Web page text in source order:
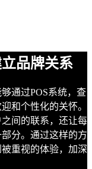
品牌关系
通过POS系统，查
和个性化的关怀。
间的联系，还让每
分。通过这样的方
重视的体验，加深